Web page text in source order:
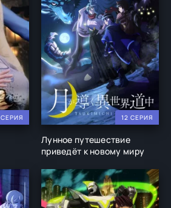
12 СЕРИЯ
Лунное путешествие
приведёт к новому миру